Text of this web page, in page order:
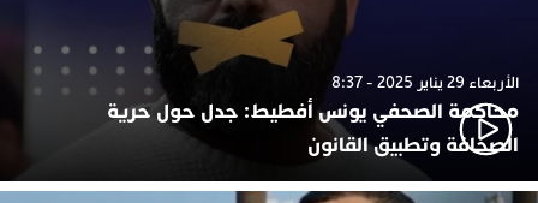
الأربعاء 29 يناير 2025 - 8:37
محاكمة الصحفي يونس أفطيط: جدل حول حرية
الصحافة وتطبيق القانون